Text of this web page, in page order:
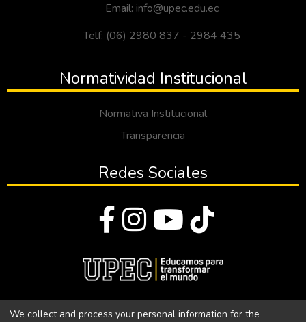
Email: info@upec.edu.ec
Telf: (06) 2980 837 - 2984 435
Normatividad Institucional
Normativa Institucional
Transparencia
Redes Sociales
We collect and process your personal information for the